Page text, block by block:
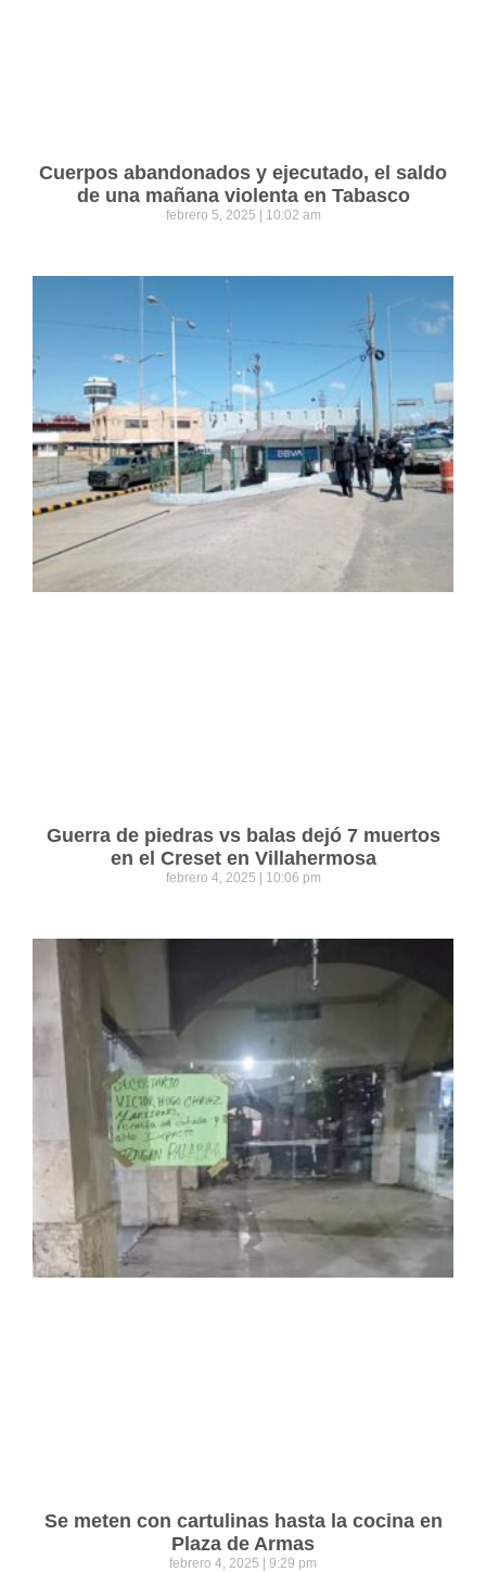
Cuerpos abandonados y ejecutado, el saldo
de una mañana violenta en Tabasco
febrero 5, 2025 10:02 am
Guerra de piedras vs balas dejó 7 muertos
en el Creset en Villahermosa
febrero 4, 2025 10:06 pm
Se meten con cartulinas hasta la cocina en
Plaza de Armas
febrero 4, 2025 9:29 pm